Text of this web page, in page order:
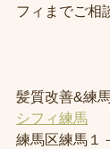
フィまでご相
髪質改善&練
シフィ練馬
練馬区練馬１